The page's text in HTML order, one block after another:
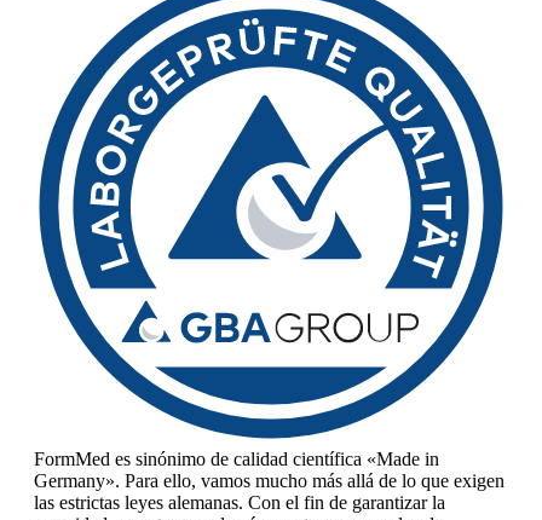
FormMed es sinónimo de calidad científica «Made in
Germany». Para ello, vamos mucho más allá de lo que exigen
las estrictas leyes alemanas. Con el fin de garantizar la